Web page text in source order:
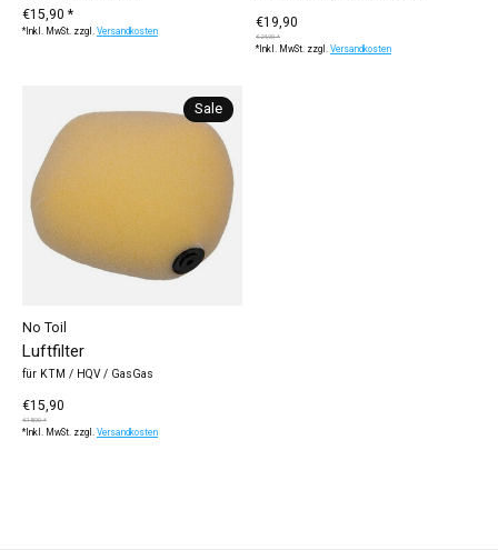
€15,90 *
*Inkl. MwSt. zzgl.Versandkosten €19,90
€24,90 *
*Inkl. MwSt. zzgl.Versandkosten
Sale
No Toil
Luftfilter
für KTM / HQV / GasGas
€15,90
€18,90 *
*Inkl. MwSt. zzgl.Versandkosten